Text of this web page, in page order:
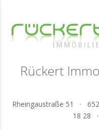
Rückert
Rheingaustraße 51 ·
18 28 ·